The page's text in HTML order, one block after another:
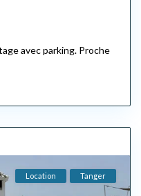
avec parking. Proche
Location Tanger